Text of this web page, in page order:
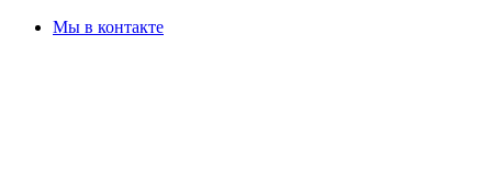
Мы в контакте